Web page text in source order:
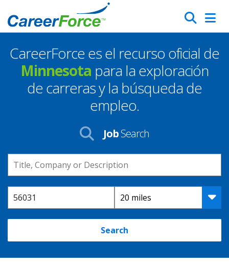
to
main
content
Search
Homepage
CareerForce es el recurso oficial de
Minnesota para la exploración
de carreras y la búsqueda de
empleo.
JobSearch
Keyword
Location Distance
Search